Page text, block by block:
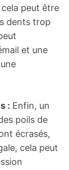
peut être
dents trop
et une
: Enfin, un
poils de
écrasés,
cela peut